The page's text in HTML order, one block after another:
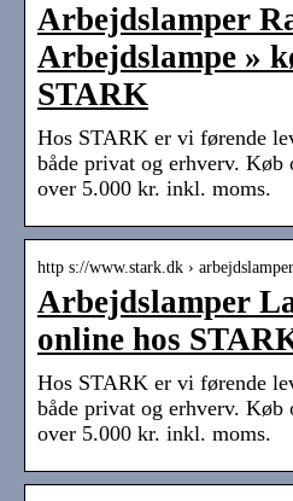
Arbejdslamper
Arbejdslampe »
STARK
Hos STARK er vi førende
både privat og erhverv.
over 5.000 kr. inkl. moms.
http s://www.stark.dk ›
Arbejdslamper
online hos
Hos STARK er vi førende
både privat og erhverv.
over 5.000 kr. inkl. moms.